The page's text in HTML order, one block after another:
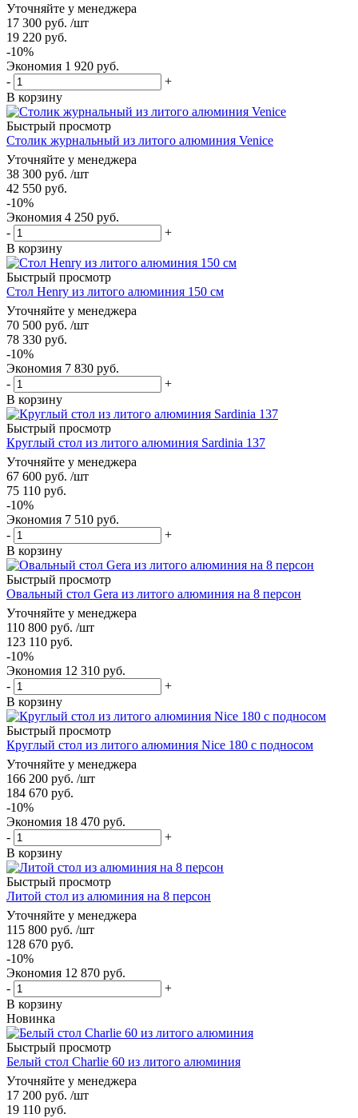
Уточняйте у менеджера
17 300 руб. /шт
19 220 руб.
-10%
Экономия 1 920 руб.
-
+
В корзину
Быстрый просмотр
Столик журнальный из литого алюминия Venice
Уточняйте у менеджера
38 300 руб. /шт
42 550 руб.
-10%
Экономия 4 250 руб.
-
+
В корзину
Быстрый просмотр
Стол Henry из литого алюминия 150 см
Уточняйте у менеджера
70 500 руб. /шт
78 330 руб.
-10%
Экономия 7 830 руб.
-
+
В корзину
Быстрый просмотр
Круглый стол из литого алюминия Sardinia 137
Уточняйте у менеджера
67 600 руб. /шт
75 110 руб.
-10%
Экономия 7 510 руб.
-
+
В корзину
Быстрый просмотр
Овальный стол Gera из литого алюминия на 8 персон
Уточняйте у менеджера
110 800 руб. /шт
123 110 руб.
-10%
Экономия 12 310 руб.
-
+
В корзину
Быстрый просмотр
Круглый стол из литого алюминия Nice 180 с подносом
Уточняйте у менеджера
166 200 руб. /шт
184 670 руб.
-10%
Экономия 18 470 руб.
-
+
В корзину
Быстрый просмотр
Литой стол из алюминия на 8 персон
Уточняйте у менеджера
115 800 руб. /шт
128 670 руб.
-10%
Экономия 12 870 руб.
-
+
В корзину
Новинка
Быстрый просмотр
Белый стол Charlie 60 из литого алюминия
Уточняйте у менеджера
17 200 руб. /шт
19 110 руб.